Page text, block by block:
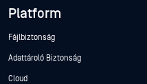
Platform
Fájlbiztonság
Adattároló Biztonság
Cloud